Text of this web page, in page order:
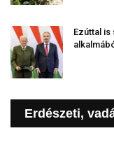
Ezúttal
Erdészeti,